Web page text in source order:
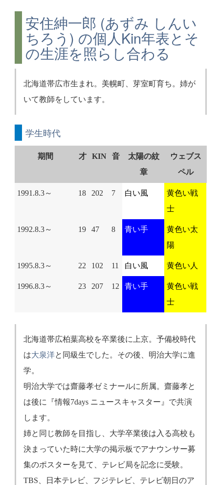
安住紳一郎 (あずみ しんい
ちろう) の個人Kin年表とそ
の生涯を照らし合わる
北海道帯広市生まれ。美幌町、芽室町育ち。姉が
いて教師をしています。
学生時代
期間 才 KIN 音
太陽の紋
章
ウェブス
ペル
1991.8.3～ 18 202 7 白い風
黄色い戦
士
1992.8.3～ 19 47 8 青い手
黄色い太
陽
1995.8.3～ 22 102 11 白い風 黄色い人
1996.8.3～ 23 207 12 青い手
黄色い戦
士
北海道帯広柏葉高校を卒業後に上京。予備校時代
は大泉洋と同級生でした。その後、明治大学に進
学。
明治大学では齋藤孝ゼミナールに所属。齋藤孝と
は後に『情報7days ニュースキャスター』で共演
します。
姉と同じ教師を目指し、大学卒業後は入る高校も
決まっていた時に大学の掲示板でアナウンサー募
集のポスターを見て、テレビ局を記念に受験。
TBS、日本テレビ、フジテレビ、テレビ朝日のア